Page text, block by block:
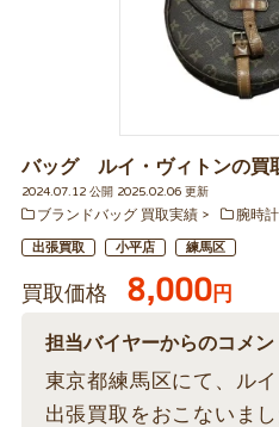
バッグ ルイ・ヴィトンの買
2024.07.12 公開 2025.02.06 更新
ブランドバッグ 買取実績
腕時
出張買取 小平店 練馬区
買取価格 8,000円
担当バイヤーからのコメン
東京都練馬区にて、ル
出張買取をおこないま